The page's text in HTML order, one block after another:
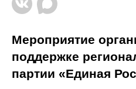
Мероприятие
поддержке
партии «Единая